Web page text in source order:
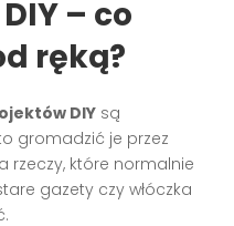
– co
ręką?
DIY są
gromadzić je przez
rzeczy, które normalnie
gazety czy włóczka